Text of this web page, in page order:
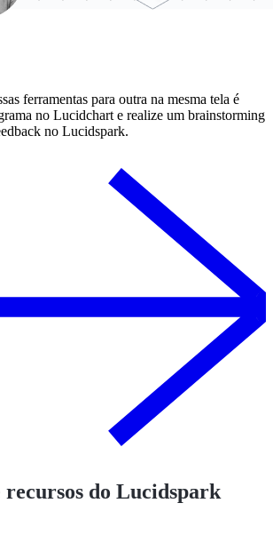
ferramentas para outra na mesma tela é
no Lucidchart e realize um brainstorming
no Lucidspark.
recursos do Lucidspark